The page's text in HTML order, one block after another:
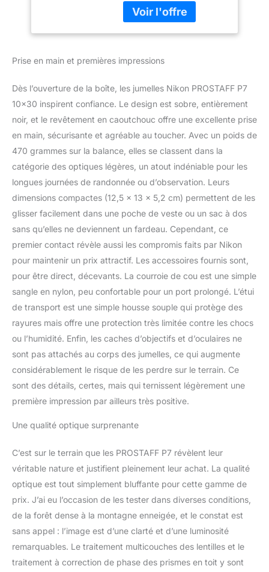
Traitement de correction
de phase des prismes en
luminosité. disponibles
10x42, 8x30 et 10x30. la
conception étanche
(jusqu’à 1 m pendant 10
de poursuivre vos
observations en toute
clarté quelles que soient
les conditions
météorologiques. Le
gainage caoutchouté
protège les jumelles des
coups et chocs tous les
modèles sont équipés
oculaire (15 mm au
minimum), ce qui en fait
les jumelles idéales pour
les porteurs de lunettes.
caoutchouc à crans
facilitent le
positionnement correct
des yeux si vous ne
Spécifique P7: appliqué à
l’objectif et aux oculaires,
d’éliminer facilement
l’humidité, les traces de
doigt et les salissures
Prise en main et premières impressions
Dès l’ouverture de la boîte, les jumelles Nikon PROSTAFF P7
10×30 inspirent confiance. Le design est sobre, entièrement
noir, et le revêtement en caoutchouc offre une excellente prise
en main, sécurisante et agréable au toucher. Avec un poids de
470 grammes sur la balance, elles se classent dans la
catégorie des optiques légères, un atout indéniable pour les
longues journées de randonnée ou d’observation. Leurs
dimensions compactes (12,5 x 13 x 5,2 cm) permettent de les
glisser facilement dans une poche de veste ou un sac à dos
sans qu’elles ne deviennent un fardeau. Cependant, ce
premier contact révèle aussi les compromis faits par Nikon
pour maintenir un prix attractif. Les accessoires fournis sont,
pour être direct, décevants. La courroie de cou est une simple
sangle en nylon, peu confortable pour un port prolongé. L’étui
de transport est une simple housse souple qui protège des
rayures mais offre une protection très limitée contre les chocs
ou l’humidité. Enfin, les caches d’objectifs et d’oculaires ne
sont pas attachés au corps des jumelles, ce qui augmente
considérablement le risque de les perdre sur le terrain. Ce
sont des détails, certes, mais qui ternissent légèrement une
première impression par ailleurs très positive.
Une qualité optique surprenante
C’est sur le terrain que les PROSTAFF P7 révèlent leur
véritable nature et justifient pleinement leur achat. La qualité
optique est tout simplement bluffante pour cette gamme de
prix. J’ai eu l’occasion de les tester dans diverses conditions,
de la forêt dense à la montagne enneigée, et le constat est
sans appel : l’image est d’une clarté et d’une luminosité
remarquables. Le traitement multicouches des lentilles et le
traitement à correction de phase des prismes en toit y sont